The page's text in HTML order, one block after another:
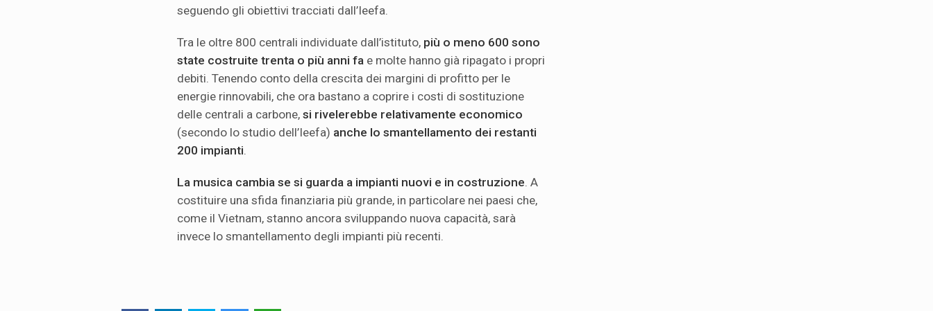
seguendo gli obiettivi tracciati dall’Ieefa.
Tra le oltre 800 centrali individuate dall’istituto, più o meno 600 sono
state costruite trenta o più anni fa e molte hanno già ripagato i propri
debiti. Tenendo conto della crescita dei margini di profitto per le
energie rinnovabili, che ora bastano a coprire i costi di sostituzione
delle centrali a carbone, si rivelerebbe relativamente economico
(secondo lo studio dell’Ieefa) anche lo smantellamento dei restanti
200 impianti
La musica cambia se si guarda a impianti nuovi e in costruzione . A
costituire una sfida finanziaria più grande, in particolare nei paesi che,
come il Vietnam, stanno ancora sviluppando nuova capacità, sarà
invece lo smantellamento degli impianti più recenti.